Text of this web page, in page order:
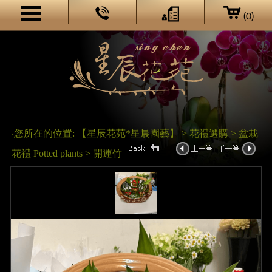
(0)
‧您所在的位置: 【星辰花苑*星晨園藝】 > 花禮選購 > 盆栽
花禮 Potted plants > 開運竹